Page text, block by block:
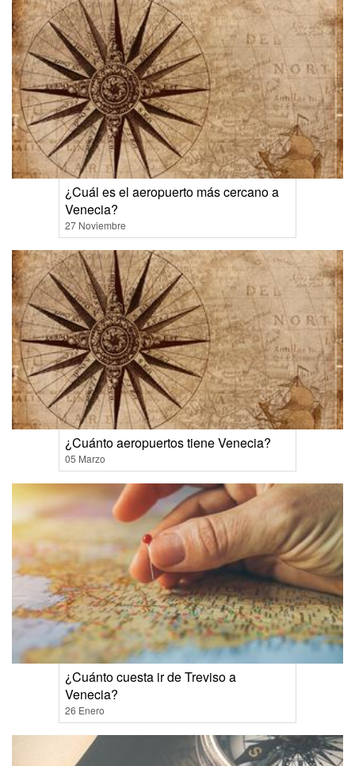
¿Cuál es el aeropuerto más cercano a
Venecia?
27 Noviembre
¿Cuánto aeropuertos tiene Venecia?
05 Marzo
¿Cuánto cuesta ir de Treviso a
Venecia?
26 Enero